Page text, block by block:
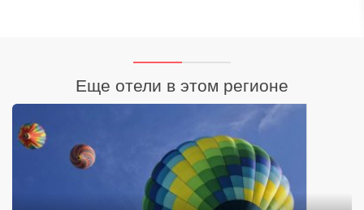
Еще отели в этом регионе